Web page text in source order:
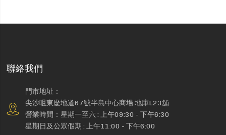
聯絡我們
門市地址：
尖沙咀東麼地道67號半島中心商場 地庫L23舖
營業時間：星期一至六 : 上午09:30 - 下午6:30
星期日及公眾假期 : 上午11:00 - 下午6:00